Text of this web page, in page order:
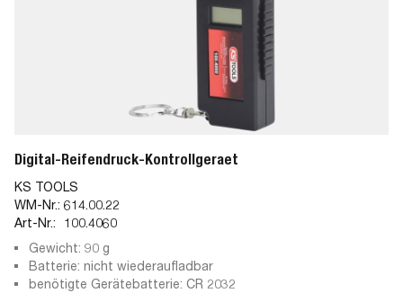
Digital-Reifendruck-Kontrollgeraet
KS TOOLS
WM-Nr.: 614.00.22
Art-Nr.:
100.4060
Gewicht: 90 g
Batterie: nicht wiederaufladbar
benötigte Gerätebatterie: CR 2032